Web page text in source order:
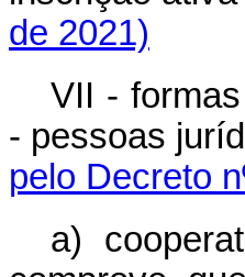
de 2021)
VII -
- pessoas
pelo Decreto
a)